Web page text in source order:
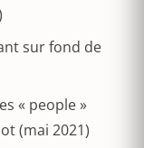
sur fond de
« people »
(mai 2021)